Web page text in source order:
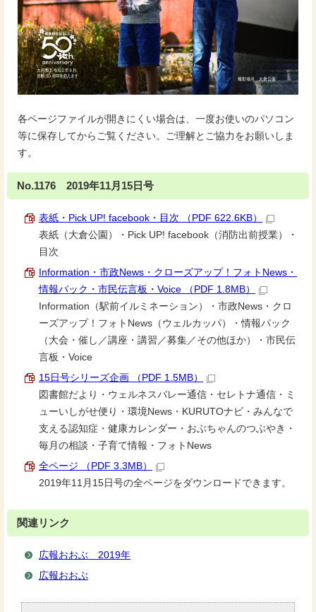
各ページファイルが開きにくい場合は、一度お使いのパソコン
等に保存してからご覧ください。ご理解とご協力をお願いしま
す。
No.1176 2019年11月15日号
表紙・Pick UP! facebook・目次 （PDF 622.6KB）
表紙（大倉公園）・Pick UP! facebook（消防出前授業）・
目次
Information・市政News・クローズアップ！フォトNews・
情報パック・市民伝言板・Voice （PDF 1.8MB）
Information（駅前イルミネーション）・市政News・クロ
ーズアップ！フォトNews（ウェルカッパ）・情報パック
（大会・催し／講座・講習／募集／その他ほか）・市民伝
言板・Voice
15日号シリーズ企画 （PDF 1.5MB）
図書館だより・ウェルネスバレー通信・セレトナ通信・ミ
ューいしがせ便り・環境News・KURUTOナビ・みんなで
支える認知症・健康カレンダー・おぶちゃんのつぶやき・
毎月の相談・子育て情報・フォトNews
全ページ （PDF 3.3MB）
2019年11月15日号の全ページをダウンロードできます。
関連リンク
広報おおぶ 2019年
広報おおぶ